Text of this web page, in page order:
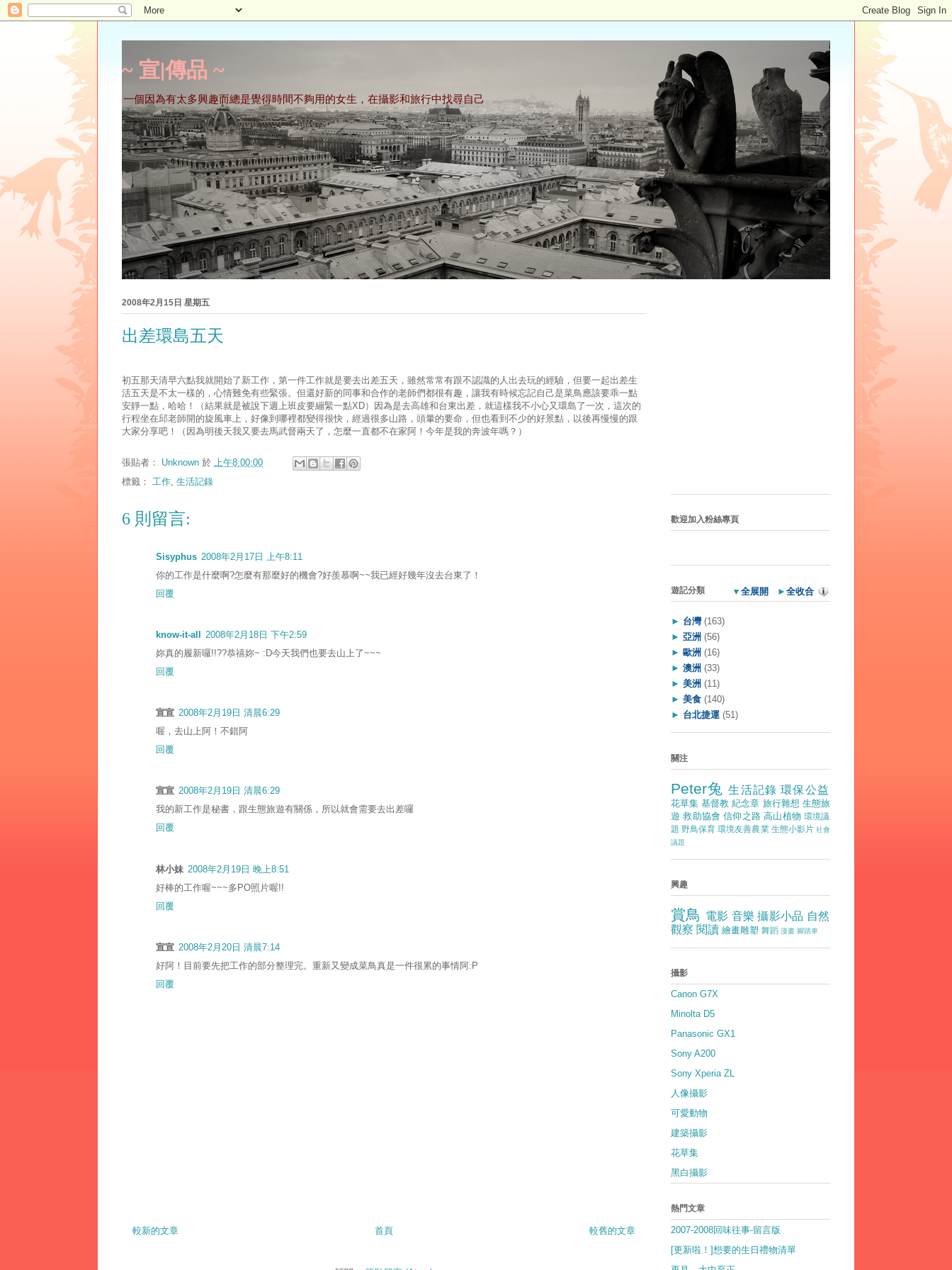
~ 宣∣傳品 ~
一個因為有太多興趣而總是覺得時間不夠用的女生，在攝影和旅行中找尋自己
2008年2月15日 星期五
出差環島五天
初五那天清早六點我就開始了新工作，第一件工作就是要去出差五天，雖然常常有跟不認識的人出去玩的經驗，但要一起出差生
活五天是不太一樣的，心情難免有些緊張。但還好新的同事和合作的老師們都很有趣，讓我有時候忘記自己是菜鳥應該要乖一點
安靜一點，哈哈！（結果就是被說下週上班皮要繃緊一點XD）因為是去高雄和台東出差，就這樣我不小心又環島了一次，這次的
行程坐在邱老師開的旋風車上，好像到哪裡都變得很快，經過很多山路，頭暈的要命，但也看到不少的好景點，以後再慢慢的跟
大家分享吧！（因為明後天我又要去馬武督兩天了，怎麼一直都不在家阿！今年是我的奔波年嗎？）
張貼者： Unknown 於
上午8:00:00
標籤： 工作 生活記錄
6 則留言:
Sisyphus 2008年2月17日 上午8:11
你的工作是什麼啊?怎麼有那麼好的機會?好羨慕啊~~我已經好幾年沒去台東了！
回覆
know-it-all
2008年2月18日 下午2:59
妳真的履新囉!!??恭禧妳~ :D今天我們也要去山上了~~~
回覆
宣宣 2008年2月19日 清晨6:29
喔，去山上阿！不錯阿
回覆
宣宣 2008年2月19日 清晨6:29
我的新工作是秘書，跟生態旅遊有關係，所以就會需要去出差囉
回覆
林小妹 2008年2月19日 晚上8:51
好棒的工作喔~~~多PO照片喔!!
回覆
宣宣 2008年2月20日 清晨7:14
好阿！目前要先把工作的部分整理完。重新又變成菜鳥真是一件很累的事情阿:P
回覆
較新的文章 較舊的文章
首頁
歡迎加入粉絲專頁
▼ 全展開 ► 全收合
遊記分類
► 台灣 (163)
► 亞洲 (56)
► 歐洲 (16)
► 澳洲 (33)
► 美洲 (11)
► 美食 (140)
► 台北捷運 (51)
關注
Peter兔 生活記錄 環保公益
花草集 基督教 紀念章 旅行雜想 生態旅
遊 救助協會 信仰之路 高山植物 環境議
題 野鳥保育 環境友善農業 生態小影片 社會
議題
興趣
賞鳥 電影 音樂 攝影小品 自然
觀察 閱讀 繪畫雕塑 舞蹈 漫畫 腳踏車
攝影
Canon G7X
Minolta D5
Panasonic GX1
Sony A200
Sony Xperia ZL
人像攝影
可愛動物
建築攝影
花草集
黑白攝影
熱門文章
2007-2008回味往事-留言版
[更新啦！]想要的生日禮物清單